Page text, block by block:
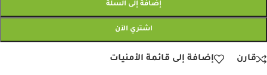
إضافة إلى السلة
اشتري الآن
قارن إضافة إلى قائمة الأمنيات